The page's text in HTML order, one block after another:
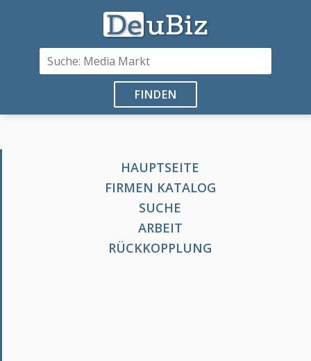
FINDEN
HAUPTSEITE
FIRMEN KATALOG
SUCHE
ARBEIT
RÜCKKOPPLUNG